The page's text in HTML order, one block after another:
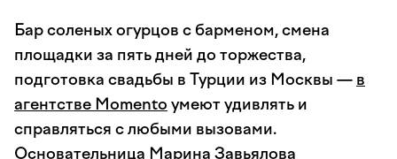
Бар соленых огурцов с барменом, смена
площадки за пять дней до торжества,
подготовка свадьбы в Турции из Москвы — в
агентстве Momento умеют удивлять и
справляться с любыми вызовами.
Основательница Марина Завьялова